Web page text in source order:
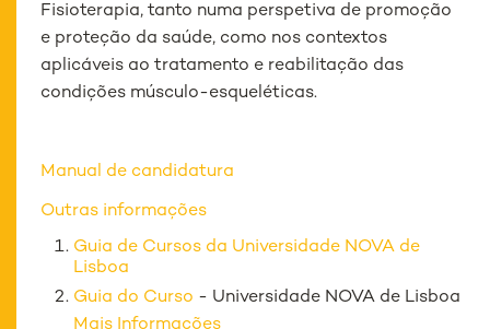
Fisioterapia, tanto numa perspetiva de promoção
e proteção da saúde, como nos contextos
aplicáveis ao tratamento e reabilitação das
condições músculo-esqueléticas.
Manual de candidatura
Outras informações
Guia de Cursos da Universidade NOVA de
Lisboa
Guia do Curso - Universidade NOVA de Lisboa